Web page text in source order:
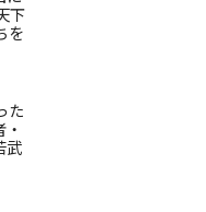
下
を
た
武